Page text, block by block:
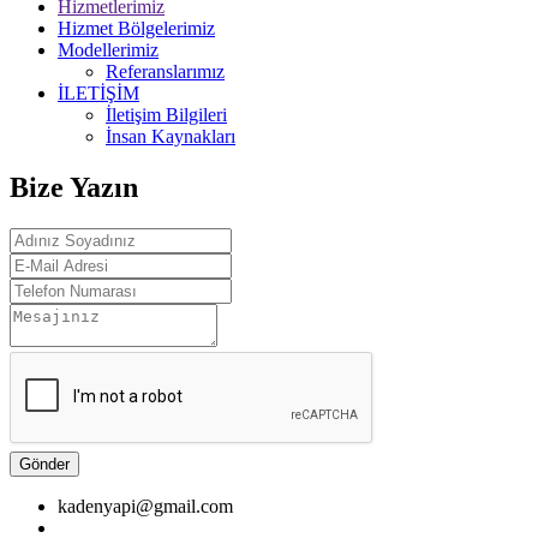
Hizmetlerimiz
Hizmet Bölgelerimiz
Modellerimiz
Referanslarımız
İLETİŞİM
İletişim Bilgileri
İnsan Kaynakları
Bize Yazın
Gönder
kadenyapi@gmail.com